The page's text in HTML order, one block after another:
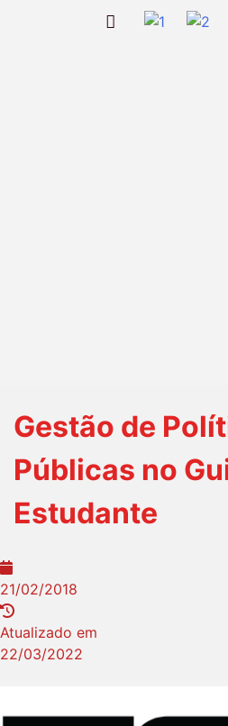
Gestão de
Públicas no
Estudante
21/02/2018
Atualizado em
22/03/2022